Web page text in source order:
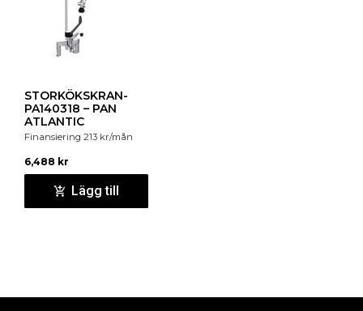
STORKÖKSKRAN-
PA140318 – PAN
ATLANTIC
Finansiering 213 kr/mån
6,488 kr
Lägg till